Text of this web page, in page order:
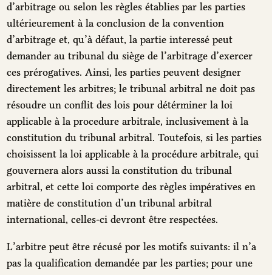
d’arbitrage ou selon les règles établies par les parties
ultérieurement à la conclusion de la convention
d’arbitrage et, qu’à défaut, la partie interessé peut
demander au tribunal du siège de l’arbitrage d’exercer
ces prérogatives. Ainsi, les parties peuvent designer
directement les arbitres; le tribunal arbitral ne doit pas
résoudre un conflit des lois pour détérminer la loi
applicable à la procedure arbitrale, inclusivement à la
constitution du tribunal arbitral. Toutefois, si les parties
choisissent la loi applicable à la procédure arbitrale, qui
gouvernera alors aussi la constitution du tribunal
arbitral, et cette loi comporte des règles impératives en
matière de constitution d’un tribunal arbitral
international, celles-ci devront être respectées.
L’arbitre peut être récusé por les motifs suivants: il n’a
pas la qualification demandée par les parties; pour une